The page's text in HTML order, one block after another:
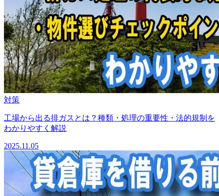
対策
工場から出る排ガスとは？種類・処理の重要性・法的規制を
わかりやすく解説
2025.11.05